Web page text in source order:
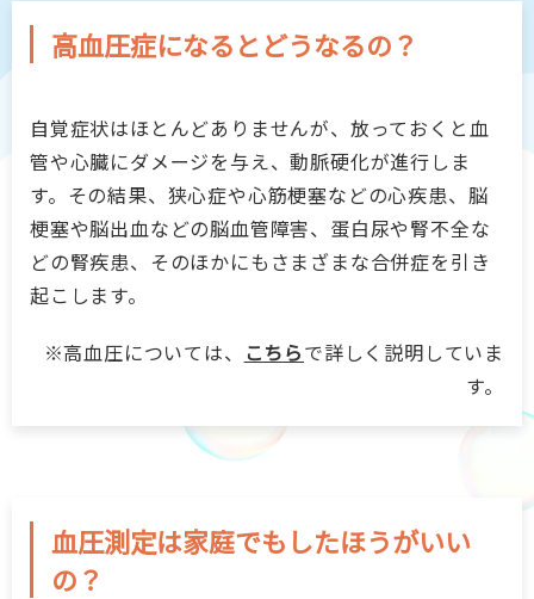
感染症対策〜手指衛生って何？〜
血圧手帳
お肌の健康
こころの健康 for Women
一般の皆さまへ
高血圧症になるとどうなるの？
自覚症状はほとんどありませんが、放っておくと血
管や心臓にダメージを与え、動脈硬化が進行しま
す。その結果、狭心症や心筋梗塞などの心疾患、脳
梗塞や脳出血などの脳血管障害、蛋白尿や腎不全な
どの腎疾患、そのほかにもさまざまな合併症を引き
起こします。
※高血圧については、 こちらで詳しく説明していま
す。
血圧測定は家庭でもしたほうがいい
の？